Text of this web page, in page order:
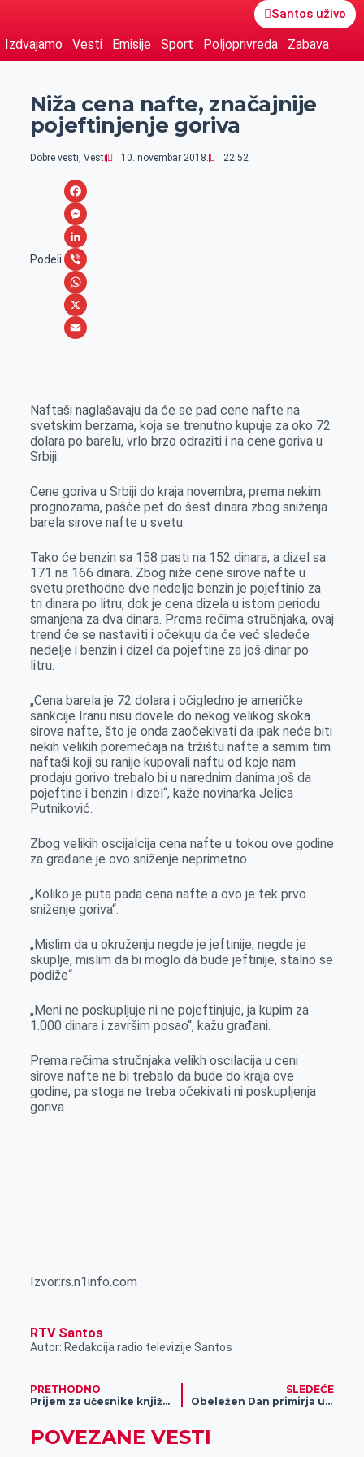
Santos uživo
Izdvajamo Vesti Emisije Sport Poljoprivreda Zabava
Niža cena nafte, značajnije
pojeftinjenje goriva
Dobre vesti, Vesti 10. novembar 2018. 22:52
Podeli:
F
a
c
e
b
o
M
e
s
s
e
r
L
i
n
k
n
V
i
b
W
h
A
p
X
i
l
Naftaši naglašavaju da će se pad cene nafte na
svetskim berzama, koja se trenutno kupuje za oko 72
dolara po barelu, vrlo brzo odraziti i na cene goriva u
Srbiji.
Cene goriva u Srbiji do kraja novembra, prema nekim
prognozama, pašće pet do šest dinara zbog sniženja
barela sirove nafte u svetu.
Tako će benzin sa 158 pasti na 152 dinara, a dizel sa
171 na 166 dinara. Zbog niže cene sirove nafte u
svetu prethodne dve nedelje benzin je pojeftinio za
tri dinara po litru, dok je cena dizela u istom periodu
smanjena za dva dinara. Prema rečima stručnjaka, ovaj
trend će se nastaviti i očekuju da će već sledeće
nedelje i benzin i dizel da pojeftine za još dinar po
litru.
„Cena barela je 72 dolara i očigledno je američke
sankcije Iranu nisu dovele do nekog velikog skoka
sirove nafte, što je onda zaočekivati da ipak neće biti
nekih velikih poremećaja na tržištu nafte a samim tim
naftaši koji su ranije kupovali naftu od koje nam
prodaju gorivo trebalo bi u narednim danima još da
pojeftine i benzin i dizel“, kaže novinarka Jelica
Putniković.
Zbog velikih oscijalcija cena nafte u tokou ove godine
za građane je ovo sniženje neprimetno.
„Koliko je puta pada cena nafte a ovo je tek prvo
sniženje goriva“.
„Mislim da u okruženju negde je jeftinije, negde je
skuplje, mislim da bi moglo da bude jeftinije, stalno se
podiže“
„Meni ne poskupljuje ni ne pojeftinjuje, ja kupim za
1.000 dinara i završim posao“, kažu građani.
Prema rečima stručnjaka velikh oscilacija u ceni
sirove nafte ne bi trebalo da bude do kraja ove
godine, pa stoga ne treba očekivati ni poskupljenja
goriva.
Izvor:rs.n1info.com
RTV Santos
Autor: Redakcija radio televizije Santos
PRETHODNO
Prijem za učesnike književne večeri „U potrazi za smislom“
SLEDEĆE
Obeležen Dan primirja u Prvom svetskom ratu
POVEZANE VESTI